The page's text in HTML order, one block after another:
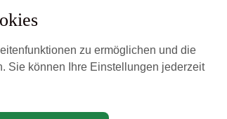
zu ermöglichen und die
Sie können Ihre Einstellungen jederzeit